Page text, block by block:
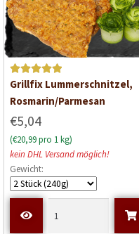
Bewerte
t mit
5
Grillfix Lummerschnitzel,
Rosmarin/Parmesan
€5,04
(€20,99 pro 1 kg)
kein DHL Versand möglich!
Gewicht: